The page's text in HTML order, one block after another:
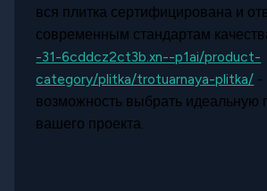
вся плитка сертифицирована и
современным стандартам
-31-6cddcz2ct3b.xn--p1ai/product-
category/plitka/trotuarnaya-plitka/ -
возможность выбрать идеальную
вашего проекта.